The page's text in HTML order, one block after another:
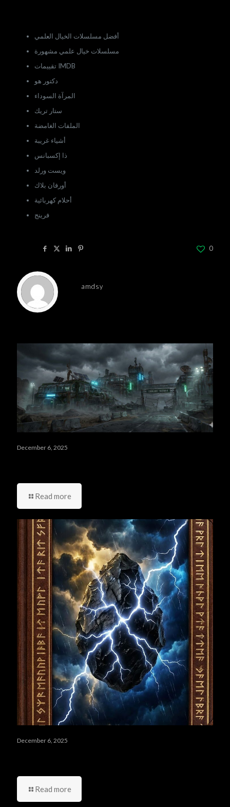
أفضل مسلسلات الخيال العلمي
مسلسلات خيال علمي مشهورة
تقييمات IMDB
دكتور هو
المرآة السوداء
ستار تريك
الملفات الغامضة
أشياء غريبة
ذا إكسبانس
ويست ورلد
أورفان بلاك
أحلام كهربائية
فرينج
0
amdsy
December 6, 2025
Read more
December 6, 2025
Read more